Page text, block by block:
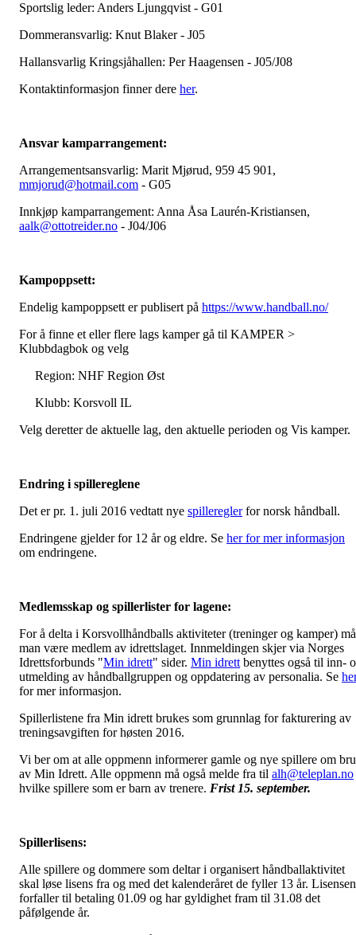
Sportslig leder: Anders Ljungqvist - G01
Dommeransvarlig: Knut Blaker - J05
Hallansvarlig Kringsjåhallen: Per Haagensen - J05/J08
Kontaktinformasjon finner dere her.
Ansvar kamparrangement:
Arrangementsansvarlig: Marit Mjørud, 959 45 901,
mmjorud@hotmail.com - G05
Innkjøp kamparrangement: Anna Åsa Laurén-Kristiansen,
aalk@ottotreider.no - J04/J06
Kampoppsett:
Endelig kampoppsett er publisert på https://www.handball.no/
For å finne et eller flere lags kamper gå til KAMPER >
Klubbdagbok og velg
Region: NHF Region Øst
Klubb: Korsvoll IL
Velg deretter de aktuelle lag, den aktuelle perioden og Vis kamper.
Endring i spillereglene
Det er pr. 1. juli 2016 vedtatt nye spillereglerfor norsk håndball.
Endringene gjelder for 12 år og eldre. Se her for mer informasjon
om endringene.
Medlemsskap og spillerlister for lagene:
For å delta i Korsvollhåndballs aktiviteter (treninger og kamper) må
man være medlem av idrettslaget. Innmeldingen skjer via Norges
Idrettsforbunds "Min idrett" sider. Min idrett benyttes også til inn-
utmelding av håndballgruppen og oppdatering av personalia. Se
for mer informasjon.
Spillerlistene fra Min idrett brukes som grunnlag for fakturering av
treningsavgiften for høsten 2016.
Vi ber om at alle oppmenn informerer gamle og nye spillere om
av Min Idrett. Alle oppmenn må også melde fra til alh@teleplan.no
hvilke spillere som er barn av trenere. Frist 15. september.
Spillerlisens:
Alle spillere og dommere som deltar i organisert håndballaktivitet
skal løse lisens fra og med det kalenderåret de fyller 13 år. Lisensen
forfaller til betaling 01.09 og har gyldighet fram til 31.08 det
påfølgende år.